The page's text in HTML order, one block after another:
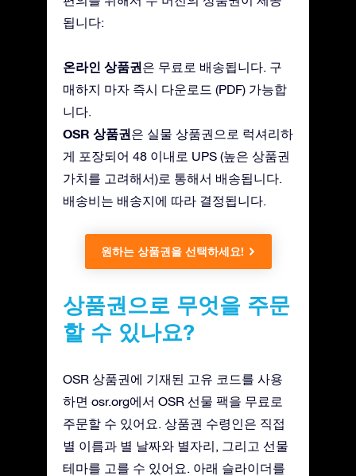
됩니다:
온라인 상품권은 무료로 배송됩니다. 구
매하지 마자 즉시 다운로드 (PDF) 가능합
니다.
OSR 상품권은 실물 상품권으로 럭셔리하
게 포장되어 48 이내로 UPS (높은 상품권
가치를 고려해서)로 통해서 배송됩니다.
배송비는 배송지에 따라 결정됩니다.
원하는 상품권을 선택하세요!
상품권으로 무엇을 주문
할 수 있나요?
OSR 상품권에 기재된 고유 코드를 사용
하면 osr.org에서 OSR 선물 팩을 무료로
주문할 수 있어요. 상품권 수령인은 직접
별 이름과 별 날짜와 별자리, 그리고 선물
테마를 고를 수 있어요. 아래 슬라이더를